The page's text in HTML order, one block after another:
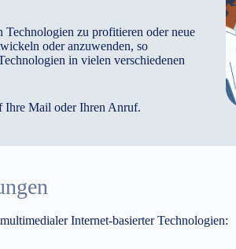
Technologien zu profitieren oder neue
oder anzuwenden, so
in vielen verschiedenen
Ihre Mail oder Ihren Anruf.
Internet-basierter Technologien: